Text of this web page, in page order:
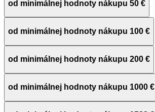
od minimálnej hodnoty nákupu 50 €
od minimálnej hodnoty nákupu 100 €
od minimálnej hodnoty nákupu 200 €
od minimálnej hodnoty nákupu 1000 €